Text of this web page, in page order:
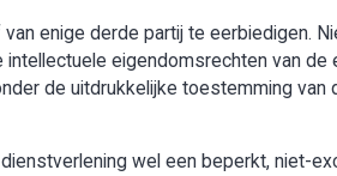
enige derde partij te eerbiedigen.
eigendomsrechten van de
de uitdrukkelijke toestemming van
wel een beperkt, niet-